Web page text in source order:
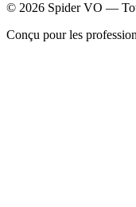
© 2026 Spider VO —
Conçu pour les